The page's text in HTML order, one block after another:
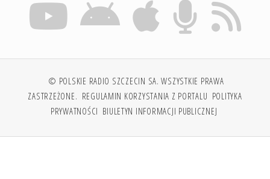
© POLSKIE RADIO SZCZECIN SA. WSZYSTKIE PRAWA
ZASTRZEŻONE. REGULAMIN KORZYSTANIA Z PORTALU POLITYKA
PRYWATNOŚCI BIULETYN INFORMACJI PUBLICZNEJ